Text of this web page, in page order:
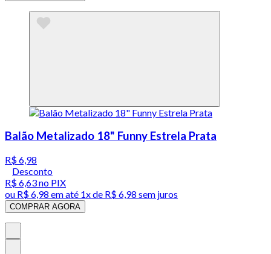
Balão Metalizado 18" Funny Estrela Prata
R$ 6,98
Desconto
R$ 6,63no PIX
ou R$ 6,98 em até 1x de R$ 6,98 sem juros
COMPRAR AGORA